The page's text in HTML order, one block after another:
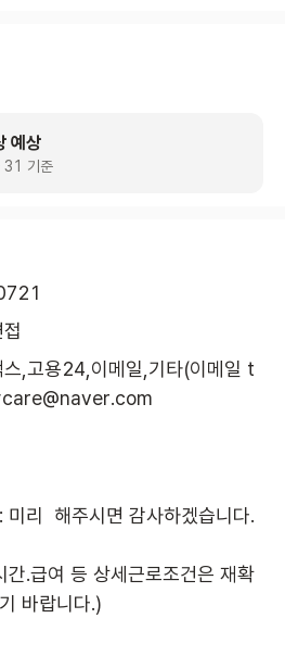
예상
31 기준
스,고용24,이메일,기타(이메일 t
미리  해주시면 감사하겠습니다.
간.급여 등 상세근로조건은 재확
바랍니다.)